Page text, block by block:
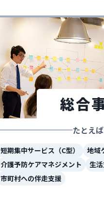
総合
たとえ
短期集中サービス（C型） 地域
介護予防ケアマネジメント
生
市町村への伴走支援